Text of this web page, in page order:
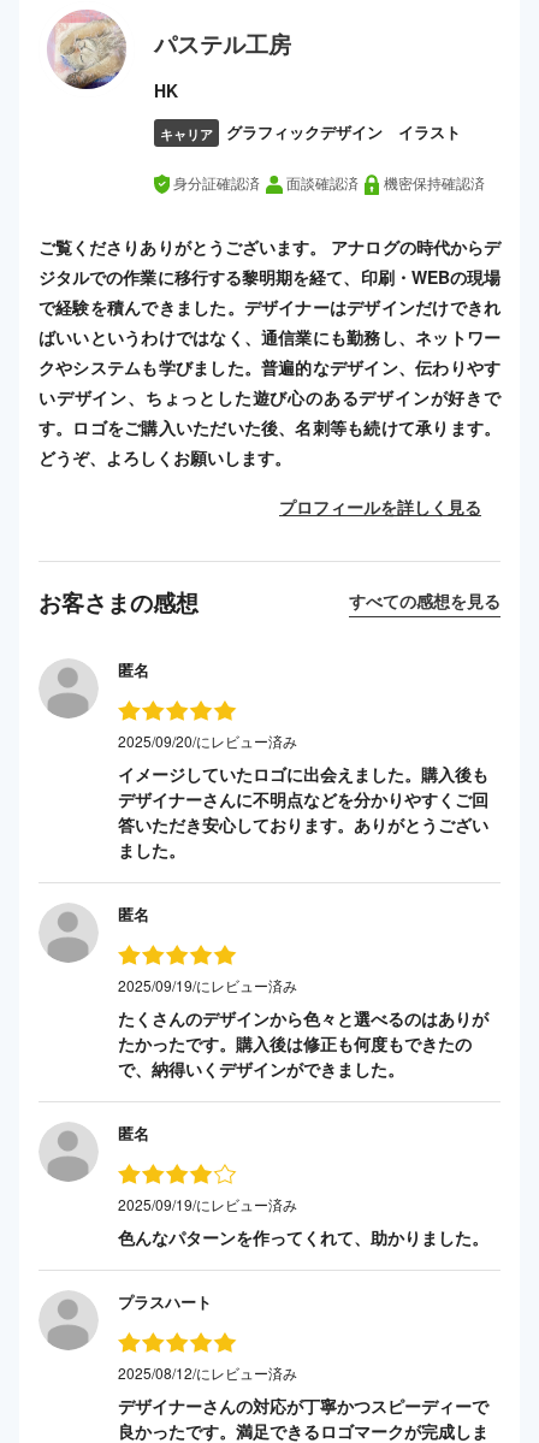
パステル工房
HK
キャリア グラフィックデザイン イラスト
身分証確認済 面談確認済 機密保持確認済
ご覧くださりありがとうございます。 アナログの時代からデ
ジタルでの作業に移行する黎明期を経て、印刷・WEBの現場
で経験を積んできました。デザイナーはデザインだけできれ
ばいいというわけではなく、通信業にも勤務し、ネットワー
クやシステムも学びました。普遍的なデザイン、伝わりやす
いデザイン、ちょっとした遊び心のあるデザインが好きで
す。ロゴをご購入いただいた後、名刺等も続けて承ります。
どうぞ、よろしくお願いします。
プロフィールを詳しく見る
お客さまの感想 すべての感想を見る
匿名
2025/09/20/にレビュー済み
イメージしていたロゴに出会えました。購入後も
デザイナーさんに不明点などを分かりやすくご回
答いただき安心しております。ありがとうござい
ました。
匿名
2025/09/19/にレビュー済み
たくさんのデザインから色々と選べるのはありが
たかったです。購入後は修正も何度もできたの
で、納得いくデザインができました。
匿名
2025/09/19/にレビュー済み
色んなパターンを作ってくれて、助かりました。
プラスハート
2025/08/12/にレビュー済み
デザイナーさんの対応が丁寧かつスピーディーで
良かったです。満足できるロゴマークが完成しま